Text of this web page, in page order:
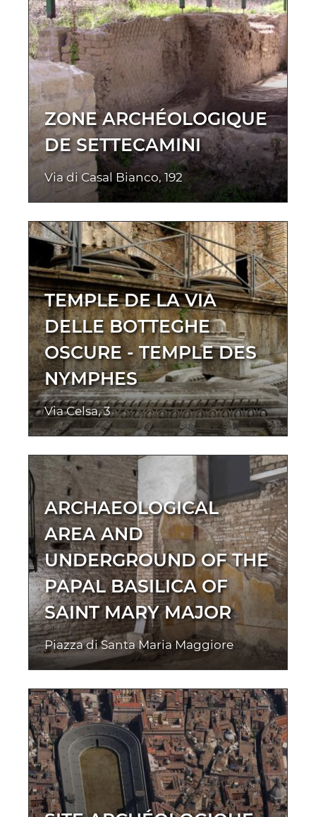
ZONE ARCHÉOLOGIQUE
DE SETTECAMINI
Via di Casal Bianco, 192
TEMPLE DE LA VIA
DELLE BOTTEGHE
OSCURE - TEMPLE DES
NYMPHES
Via Celsa, 3
ARCHAEOLOGICAL
AREA AND
UNDERGROUND OF THE
PAPAL BASILICA OF
SAINT MARY MAJOR
Piazza di Santa Maria Maggiore